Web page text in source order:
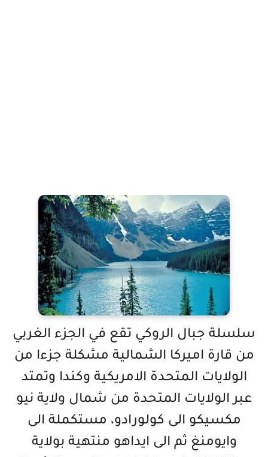
سلسلة جبال الروكي تقع في الجزء الغربي
من قارة اميركا الشمالية مشكلة جزءا من
الولايات المتحدة الامريكية وكندا وتمتد
عبر الولايات المتحدة من شمال ولاية نيو
مكسيكو الى كولورادو، مستكملة الى
وايومنغ ثم الى ايداهو منتهية بولاية